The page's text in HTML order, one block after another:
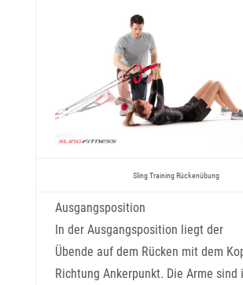
Sling Training Rückenübung
Ausgangsposition
In der Ausgangsposition liegt der
Übende auf dem Rücken mit dem
Richtung Ankerpunkt. Die Arme sind